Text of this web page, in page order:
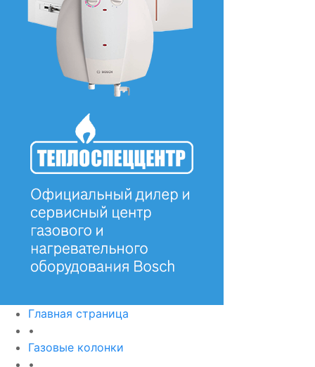
Главная страница
•
Газовые колонки
•